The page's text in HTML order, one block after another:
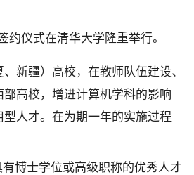
约仪式在清华大学隆重举行。
新疆）高校，在教师队伍建设、
高校，增进计算机学科的影响
人才。在为期一年的实施过程
博士学位或高级职称的优秀人才